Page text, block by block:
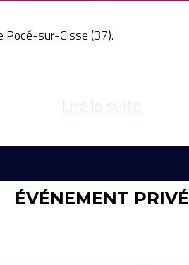
Pocé-sur-Cisse (37).
Lire la suite
ÉVÉNEMENT PRIVÉ